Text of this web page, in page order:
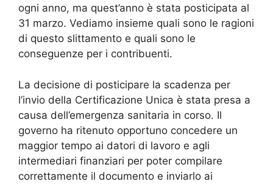
ogni anno, ma quest’anno è stata posticipata al
31 marzo. Vediamo insieme quali sono le ragioni
di questo slittamento e quali sono le
conseguenze per i contribuenti.
La decisione di posticipare la scadenza per
l’invio della Certificazione Unica è stata presa a
causa dell’emergenza sanitaria in corso. Il
governo ha ritenuto opportuno concedere un
maggior tempo ai datori di lavoro e agli
intermediari finanziari per poter compilare
correttamente il documento e inviarlo ai